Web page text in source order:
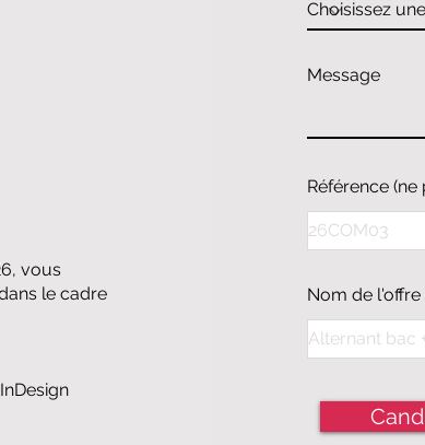
vous
le cadre
Message
Référence
Nom de l'offre